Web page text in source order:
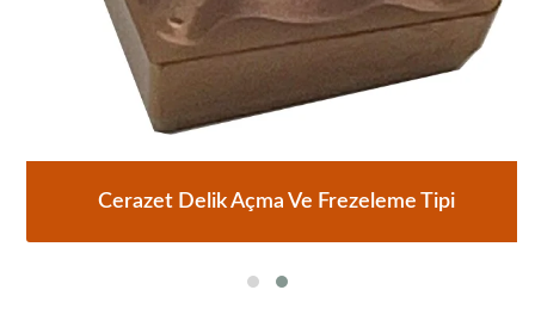
Cerazet Delik Açma Ve Frezeleme Tipi